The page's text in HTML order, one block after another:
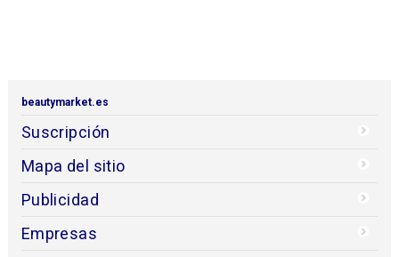
beautymarket.es
Suscripción
Mapa del sitio
Publicidad
Empresas